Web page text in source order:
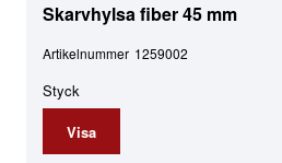
Skarvhylsa fiber 45 mm
Artikelnummer 1259002
Styck
Visa